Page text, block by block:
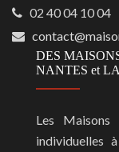
02 40 04 10 04
DES
NANTES et
Les Maisons
individuelles